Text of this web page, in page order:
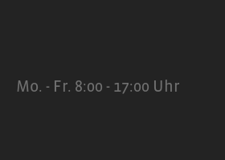
Mo. - Fr. 8:00 - 17:00 Uhr